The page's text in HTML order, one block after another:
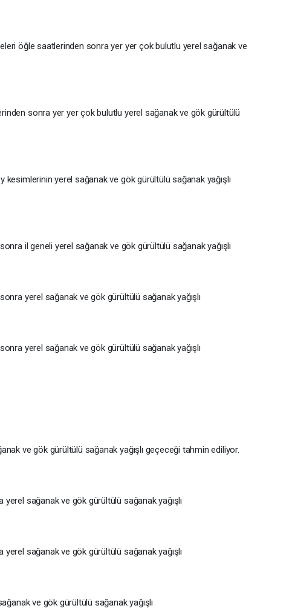
öğle saatlerinden sonra yer yer çok bulutlu yerel sağanak ve
sonra yer yer çok bulutlu yerel sağanak ve gök gürültülü
kesimlerinin yerel sağanak ve gök gürültülü sağanak yağışlı
il geneli yerel sağanak ve gök gürültülü sağanak yağışlı
yerel sağanak ve gök gürültülü sağanak yağışlı
yerel sağanak ve gök gürültülü sağanak yağışlı
ve gök gürültülü sağanak yağışlı geçeceği tahmin ediliyor.
sağanak ve gök gürültülü sağanak yağışlı
sağanak ve gök gürültülü sağanak yağışlı
ve gök gürültülü sağanak yağışlı